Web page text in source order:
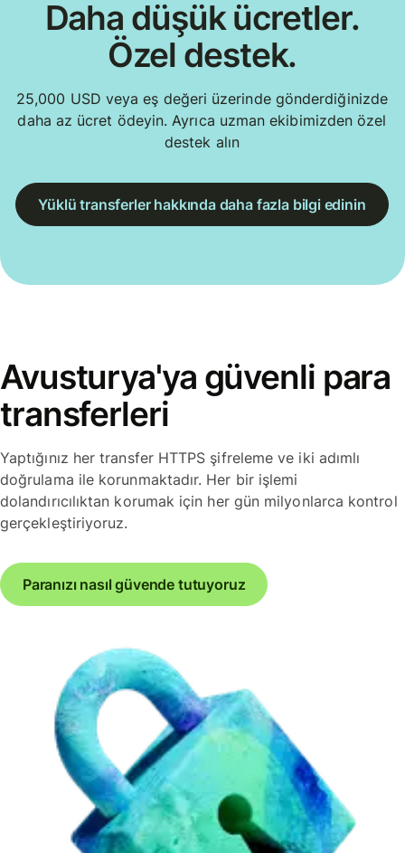
Daha düşük ücretler.
Özel destek.
25,000 USD veya eş değeri üzerinde gönderdiğinizde
daha az ücret ödeyin. Ayrıca uzman ekibimizden özel
destek alın
Yüklü transferler hakkında daha fazla bilgi edinin
Avusturya'ya güvenli para
transferleri
Yaptığınız her transfer HTTPS şifreleme ve iki adımlı
doğrulama ile korunmaktadır. Her bir işlemi
dolandırıcılıktan korumak için her gün milyonlarca kontrol
gerçekleştiriyoruz.
Paranızı nasıl güvende tutuyoruz